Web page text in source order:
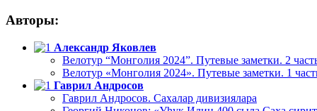
Авторы:
Александр Яковлев
Велотур “Монголия 2024”. Путевые заметки. 2
Велотур «Монголия 2024». Путевые заметки. 1
Гаврил Андросов
Гаврил Андросов. Сахалар дивизиялара